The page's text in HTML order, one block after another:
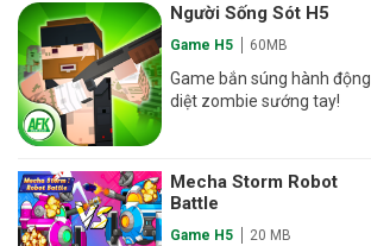
Người Sống Sót H5
Game H5 60MB
Game bắn súng hành động
diệt zombie sướng tay!
Mecha Storm Robot
Battle
Game H5 20 MB